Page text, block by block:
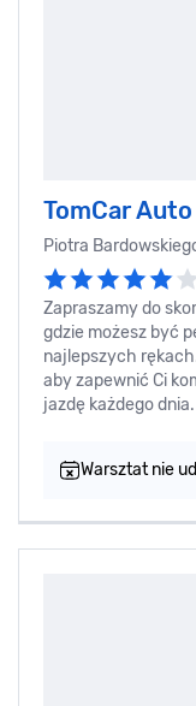
TomCar
Piotra
Zapraszamy do
gdzie możesz być
najlepszych
aby zapewnić Ci
jazdę każdego dnia.
Warsztat nie